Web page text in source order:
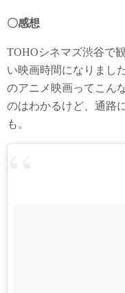
〇感想
TOHOシネマズ渋谷で
い映画時間になりまし
のアニメ映画ってこん
のはわかるけど、通路
も。